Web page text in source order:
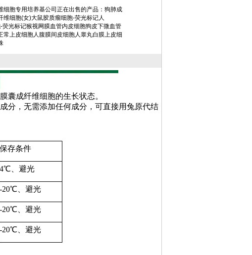
细胞专用培养基公司正在出售的产品：狗肺成
维细胞(女)大鼠胶质瘤细胞-荧光标记人
荧光标记猴视网膜血管内皮细胞狗皮下微血管
常上皮细胞人腹膜间皮细胞人睾丸白膜上皮细
囊成纤维细胞的生长状态。
分，无需添加任何成分，可直接用兔原代结
保存条件
4℃、避光
-20℃、避光
-20℃、避光
-20℃、避光